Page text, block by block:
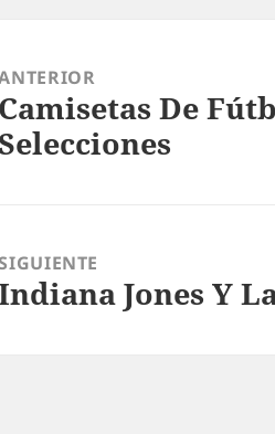
Entrada
anterior:
Camisetas De
Jones Y